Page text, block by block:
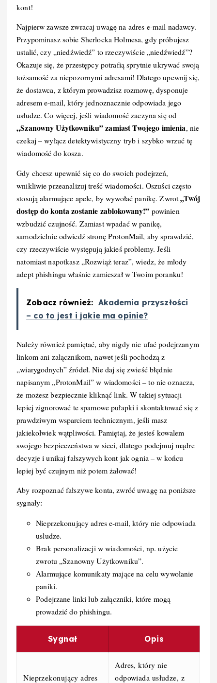
kont!
Najpierw zawsze zwracaj uwagę na adres e-mail nadawcy.
Przypominasz sobie Sherlocka Holmesa, gdy próbujesz
ustalić, czy „niedźwiedź” to rzeczywiście „niedźwiedź”?
Okazuje się, że przestępcy potrafią sprytnie ukrywać swoją
tożsamość za niepozornymi adresami! Dlatego upewnij się,
że dostawca, z którym prowadzisz rozmowę, dysponuje
adresem e-mail, który jednoznacznie odpowiada jego
usłudze. Co więcej, jeśli wiadomość zaczyna się od
„Szanowny Użytkowniku” zamiast Twojego imienia, nie
czekaj – wyłącz detektywistyczny tryb i szybko wrzuć tę
wiadomość do kosza.
Gdy chcesz upewnić się co do swoich podejrzeń,
wnikliwie przeanalizuj treść wiadomości. Oszuści często
stosują alarmujące apele, by wywołać panikę. Zwrot„Twój
dostęp do konta zostanie zablokowany!” powinien
wzbudzić czujność. Zamiast wpadać w panikę,
samodzielnie odwiedź stronę ProtonMail, aby sprawdzić,
czy rzeczywiście występują jakieś problemy. Jeśli
natomiast napotkasz „Rozwiąż teraz”, wiedz, że młody
adept phishingu właśnie zamieszał w Twoim poranku!
Zobacz również: Akademia przyszłości
– co to jest i jakie ma opinie?
Należy również pamiętać, aby nigdy nie ufać podejrzanym
linkom ani załącznikom, nawet jeśli pochodzą z
„wiarygodnych” źródeł. Nie daj się zwieść błędnie
napisanym „ProtonMail” w wiadomości – to nie oznacza,
że możesz bezpiecznie kliknąć link. W takiej sytuacji
lepiej zignorować te spamowe pułapki i skontaktować się z
prawdziwym wsparciem technicznym, jeśli masz
jakiekolwiek wątpliwości. Pamiętaj, że jesteś kowalem
swojego bezpieczeństwa w sieci, dlatego podejmuj mądre
decyzje i unikaj fałszywych kont jak ognia – w końcu
lepiej być czujnym niż potem żałować!
Aby rozpoznać fałszywe konta, zwróć uwagę na poniższe
sygnały:
Nieprzekonujący adres e-mail, który nie odpowiada
usłudze.
Brak personalizacji w wiadomości, np. użycie
zwrotu „Szanowny Użytkowniku”.
Alarmujące komunikaty mające na celu wywołanie
paniki.
Podejrzane linki lub załączniki, które mogą
prowadzić do phishingu.
Sygnał Opis
Nieprzekonujący adres
Adres, który nie
odpowiada usłudze, z